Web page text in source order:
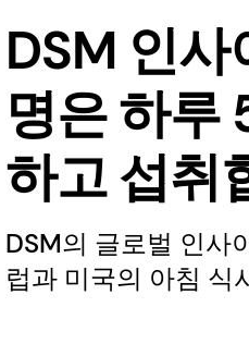
DSM 인사
명은 하루
하고 섭취
DSM의 글로벌 인사
럽과 미국의 아침 식